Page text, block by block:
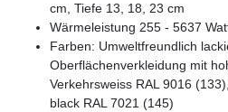
cm, Tiefe 13, 18, 23 cm
Wärmeleistung 255 - 5637
Farben: Umweltfreundlich
Oberflächenverkleidung mit
Verkehrsweiss RAL 9016
black RAL 7021 (145)